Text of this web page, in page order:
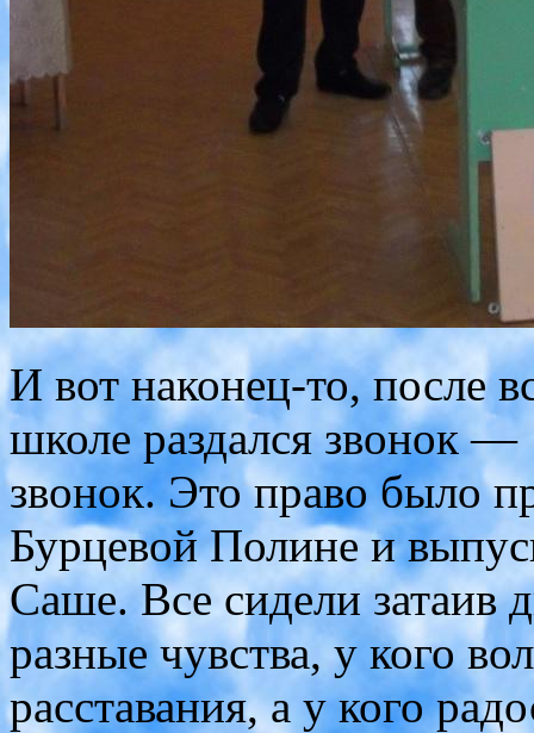
И вот наконец-то, после
школе раздался звонок
звонок. Это право было
Бурцевой Полине и
Саше. Все сидели затаив
разные чувства, у кого
расставания, а у кого